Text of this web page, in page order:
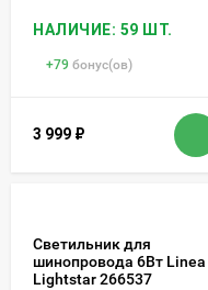
НАЛИЧИЕ: 59 ШТ.
+79 бонус(ов)
3 999 ₽
Светильник для
шинопровода 6Вт Linea
Lightstar 266537